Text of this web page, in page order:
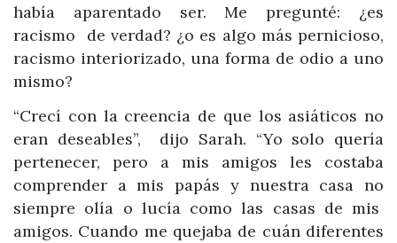
había aparentado ser. Me pregunté: ¿es
racismo de verdad? ¿o es algo más pernicioso,
racismo interiorizado, una forma de odio a uno
mismo?
“Crecí con la creencia de que los asiáticos no
eran deseables”, dijo Sarah. “Yo solo quería
pertenecer, pero a mis amigos les costaba
comprender a mis papás y nuestra casa no
siempre olía o lucía como las casas de mis
amigos. Cuando me quejaba de cuán diferentes